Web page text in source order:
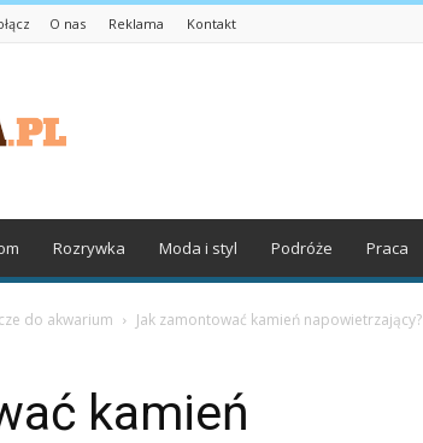
O nas Reklama Kontakt
Rozrywka Moda i styl Podróże Praca
do akwarium Jak zamontować kamień napowietrzający?
kamień